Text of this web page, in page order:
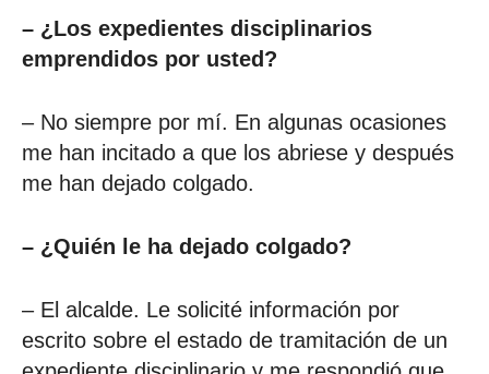
– ¿Los expedientes disciplinarios
emprendidos por usted?
– No siempre por mí. En algunas ocasiones
me han incitado a que los abriese y después
me han dejado colgado.
– ¿Quién le ha dejado colgado?
– El alcalde. Le solicité información por
escrito sobre el estado de tramitación de un